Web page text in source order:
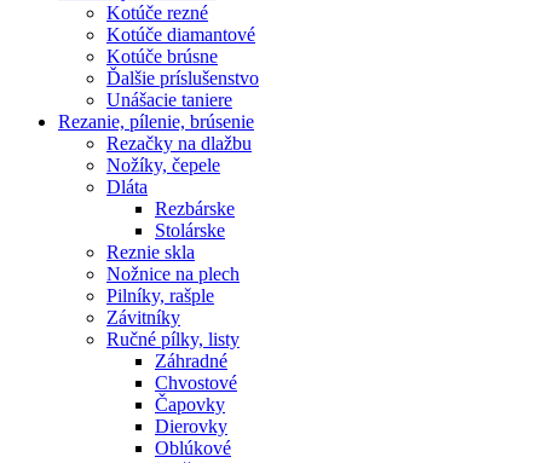
Kotúče rezné
Kotúče diamantové
Kotúče brúsne
Ďalšie príslušenstvo
Unášacie taniere
Rezanie, pílenie, brúsenie
Rezačky na dlažbu
Nožíky, čepele
Dláta
Rezbárske
Stolárske
Reznie skla
Nožnice na plech
Pilníky, rašple
Závitníky
Ručné pílky, listy
Záhradné
Chvostové
Čapovky
Dierovky
Oblúkové